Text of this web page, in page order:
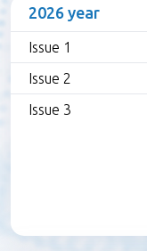
2026 year
Issue 1
Issue 2
Issue 3